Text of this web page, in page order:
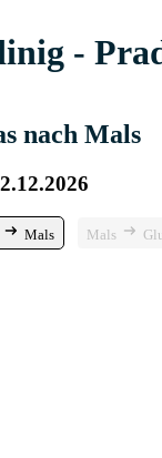
-
nach Mals
Mals Mals